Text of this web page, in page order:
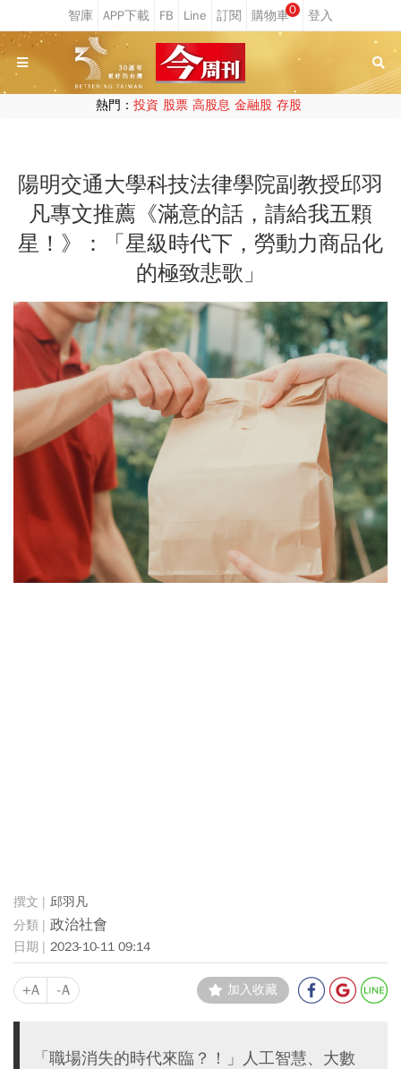
0
熱門： 投資 股票 高股息 金融股 存股
陽明交通大學科技法律學院副教授邱羽
凡專文推薦《滿意的話，請給我五顆
星！》：「星級時代下，勞動力商品化
的極致悲歌」
邱羽凡
政治社會
2023-10-11 09:14
+A -A 加入收藏
「職場消失的時代來臨？！」人工智慧、大數